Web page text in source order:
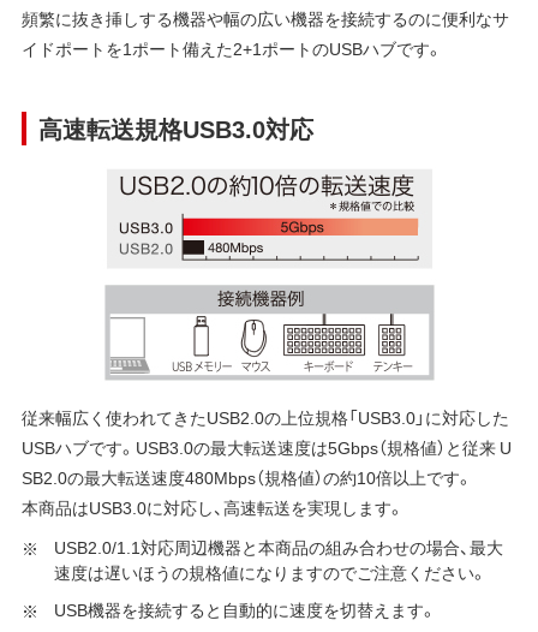
頻繁に抜き挿しする機器や幅の広い機器を接続するのに便利なサ
イドポートを1ポート備えた2+1ポートのUSBハブです。
高速転送規格USB3.0対応
従来幅広く使われてきたUSB2.0の上位規格「USB3.0」に対応した
USBハブです。USB3.0の最大転送速度は5Gbps（規格値）と従来 U
SB2.0の最大転送速度480Mbps（規格値）の約10倍以上です。
本商品はUSB3.0に対応し、高速転送を実現します。
USB2.0/1.1対応周辺機器と本商品の組み合わせの場合、最大
速度は遅いほうの規格値になりますのでご注意ください。
USB機器を接続すると自動的に速度を切替えます。